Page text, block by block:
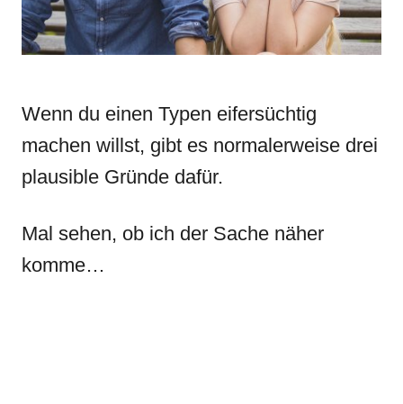
Wenn du einen Typen eifersüchtig
machen willst, gibt es normalerweise drei
plausible Gründe dafür.
Mal sehen, ob ich der Sache näher
komme…